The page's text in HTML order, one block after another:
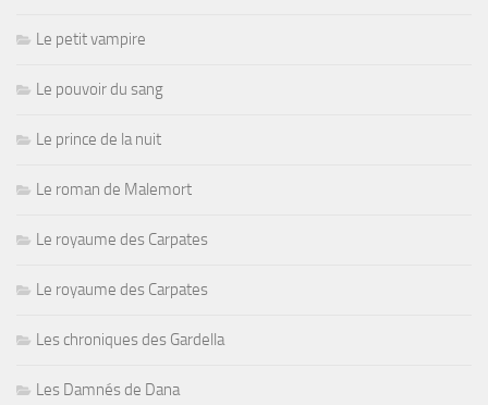
Le petit vampire
Le pouvoir du sang
Le prince de la nuit
Le roman de Malemort
Le royaume des Carpates
Le royaume des Carpates
Les chroniques des Gardella
Les Damnés de Dana